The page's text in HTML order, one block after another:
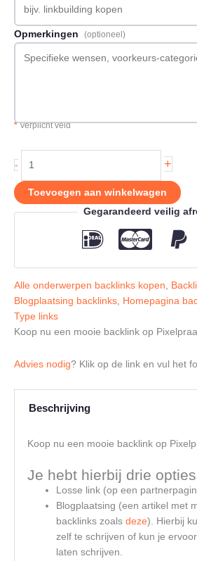
Opmerkingen (optioneel)
*Verplicht veld
-
Pixelpraat.nl
aantal
+
Toevoegen aan winkelwagen
Gegarandeerd veilig
Alle onderwerpen backlinks kopen
Blogplaatsing backlinks
Homepagina
Type links
Koop nu een mooie backlink op
Advies nodig? Klik op de link en vul het
Beschrijving
Koop nu een mooie backlink op
Je hebt hierbij drie
Losse link (op een
Blogplaatsing (een artikel met
backlinks zoals deze). Hierbij
zelf te schrijven of kun je
laten schrijven.